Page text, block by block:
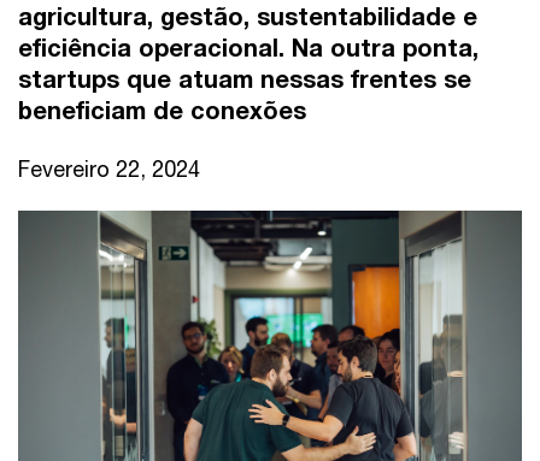
agricultura, gestão, sustentabilidade e
eficiência operacional. Na outra ponta,
startups que atuam nessas frentes se
beneficiam de conexões
Fevereiro 22, 2024